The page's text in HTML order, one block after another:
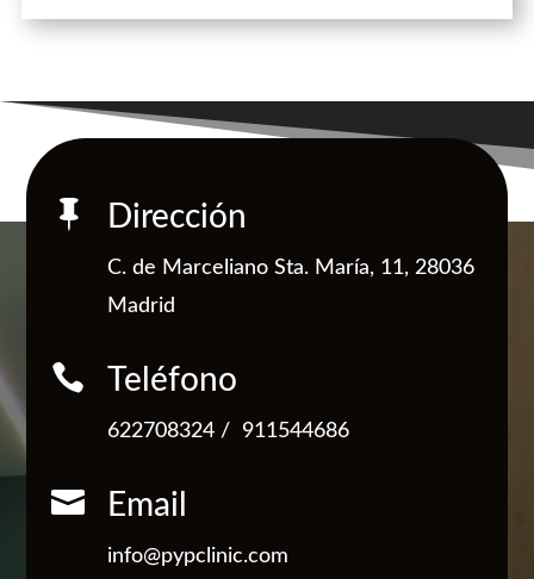
 Dirección
C. de Marceliano Sta. María, 11, 28036
Madrid
 Teléfono
622708324 / 911544686
 Email
info@pypclinic.com